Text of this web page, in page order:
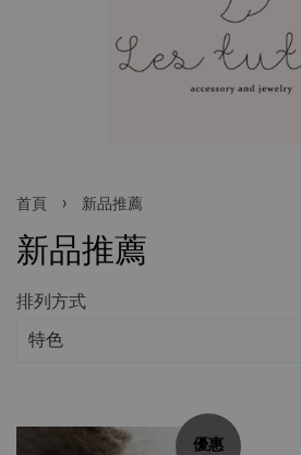
首頁 › 新品推薦
新品推薦
排列方式
優惠